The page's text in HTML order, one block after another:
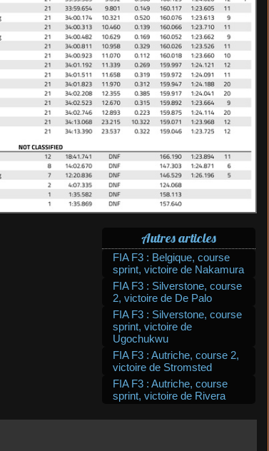
Autres articles
FIA F3 : Belgique, course
sprint, victoire de Nakamura
FIA F3 : Silverstone, course
2, victoire de De Palo
FIA F3 : Silverstone, course
sprint, victoire de
Ugochukwu
FIA F3 : Autriche, course 2,
victoire de Stromsted
FIA F3 : Autriche, course
sprint, victoire de Rivera